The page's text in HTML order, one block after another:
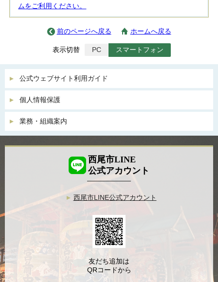
ムをご利用ください。
前のページへ戻る ホームへ戻る
表示切替 PC スマートフォン
公式ウェブサイト利用ガイド
個人情報保護
業務・組織案内
西尾市LINE
公式アカウント
西尾市LINE公式アカウント
友だち追加は
QRコードから